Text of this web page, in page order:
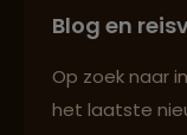
Best
Blog en
Op zoek naar
het laatste